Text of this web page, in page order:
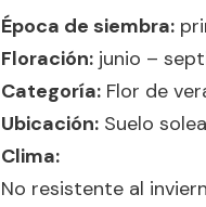
Época de siembra:
Floración: junio –
Categoría: Flor de
Ubicación: Suelo
Clima:
No resistente al